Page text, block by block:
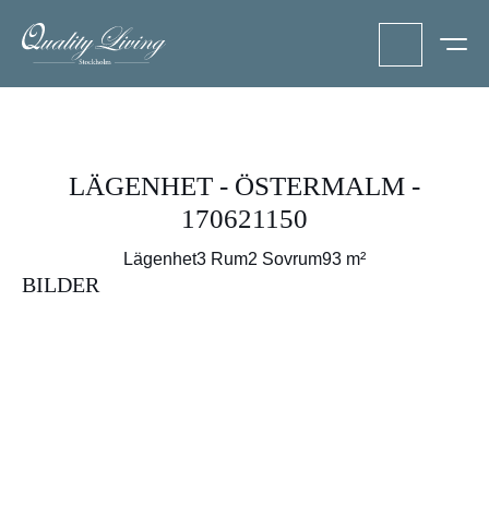
LÄGENHET - ÖSTERMALM -
170621150
Lägenhet3 Rum2 Sovrum93 m²
BILDER